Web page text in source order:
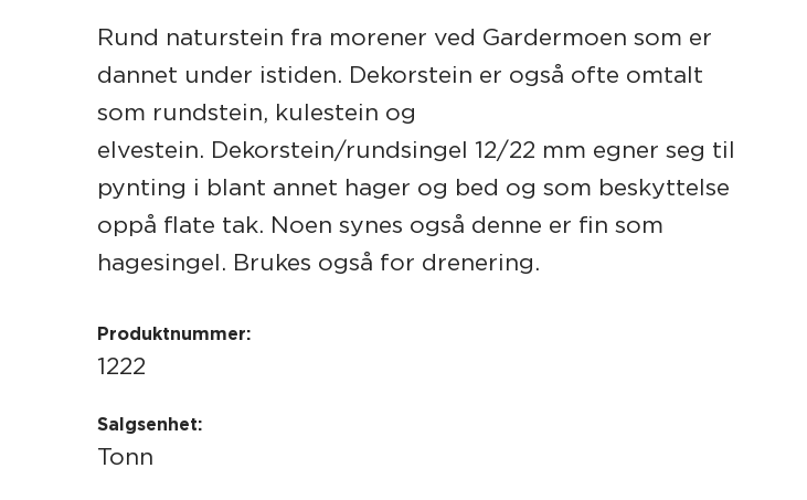
Rund naturstein fra morener ved Gardermoen som er
dannet under istiden. Dekorstein er også ofte omtalt
som rundstein, kulestein og
elvestein. Dekorstein/rundsingel 12/22 mm egner seg til
pynting i blant annet hager og bed og som beskyttelse
oppå flate tak. Noen synes også denne er fin som
hagesingel. Brukes også for drenering.
Produktnummer:
1222
Salgsenhet:
Tonn